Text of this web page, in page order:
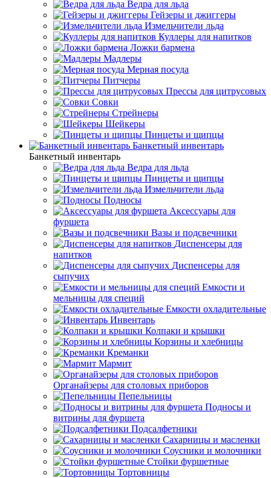
Ведра для льда
Гейзеры и джиггеры
Измельчители льда
Куллеры для напитков
Ложки бармена
Мадлеры
Мерная посуда
Питчеры
Прессы для цитрусовых
Совки
Стрейнеры
Шейкеры
Пинцеты и щипцы
Банкетный инвентарь
Банкетный инвентарь
Ведра для льда
Пинцеты и щипцы
Измельчители льда
Подносы
Аксессуары для
фуршета
Вазы и подсвечники
Диспенсеры для
напитков
Диспенсеры для
сыпучих
Емкости и
мельницы для специй
Емкости охладительные
Инвентарь
Колпаки и крышки
Корзины и хлебницы
Креманки
Мармит
Органайзеры для столовых приборов
Пепельницы
Подносы и
витрины для фуршета
Подсалфетники
Сахарницы и масленки
Соусники и молочники
Стойки фуршетные
Тортовницы